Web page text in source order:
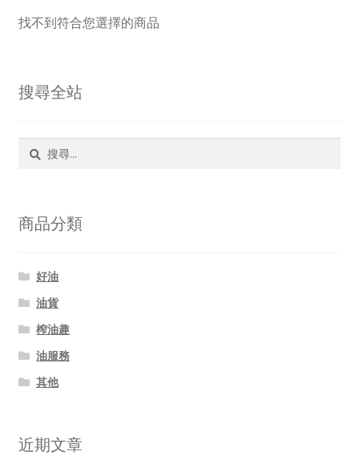
找不到符合您選擇的商品
搜尋全站
字:
商品分類
好油
油貨
榨油趣
油服務
其他
近期文章